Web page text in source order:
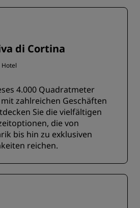
di Cortina
4.000 Quadratmeter
zahlreichen Geschäften
Sie die vielfältigen
die von
bis hin zu exklusiven
reichen.